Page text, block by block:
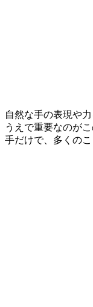
自然な手の表現や
うえで重要なのが
手だけで、多くの